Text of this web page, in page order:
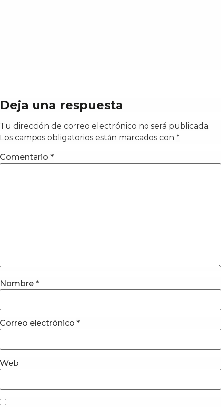
Deja una respuesta
Tu dirección de correo electrónico no será publicada.
Los campos obligatorios están marcados con *
Comentario *
Nombre *
Correo electrónico *
Web